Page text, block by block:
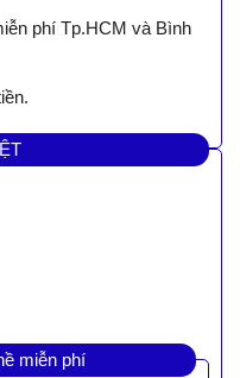
phí Tp.HCM và Bình
miễn phí